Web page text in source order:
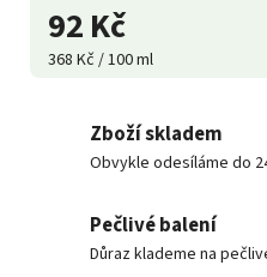
92 Kč
368 Kč / 100 ml
Zboží skladem
Obvykle odesíláme do
Pečlivé balení
Důraz klademe na